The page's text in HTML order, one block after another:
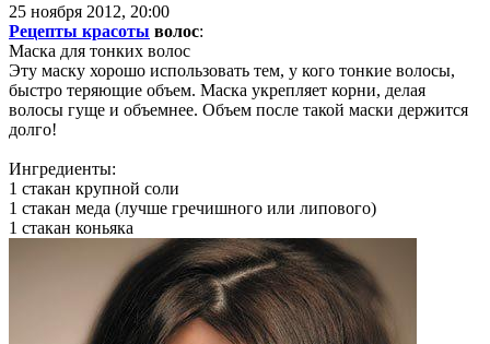
25 ноября 2012, 20:00
Рецепты красоты волос:
Маска для тонких волос
Эту маску хорошо использовать тем, у кого тонкие волосы,
быстро теряющие объем. Маска укрепляет корни, делая
волосы гуще и объемнее. Объем после такой маски держится
долго!
Ингредиенты:
1 стакан крупной соли
1 стакан меда (лучше гречишного или липового)
1 стакан коньяка